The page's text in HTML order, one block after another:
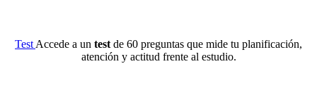
Test Accede a un test de 60 preguntas que mide tu planificación,
atención y actitud frente al estudio.